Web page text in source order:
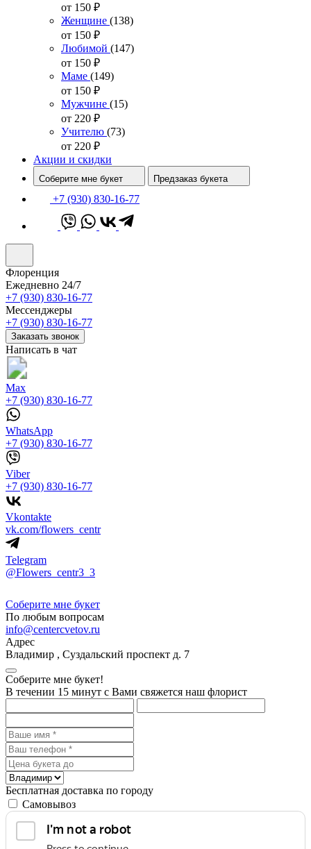
от 150 ₽
Женщине (138)
от 150 ₽
Любимой (147)
от 150 ₽
Маме (149)
от 150 ₽
Мужчине (15)
от 220 ₽
Учителю (73)
от 220 ₽
Акции и скидки
Соберите мне букет Предзаказ букета
+7 (930) 830-16-77
Флоренция
Ежедневно 24/7
+7 (930) 830-16-77
Мессенджеры
+7 (930) 830-16-77
Заказать звонок
Написать в чат
Max
+7 (930) 830-16-77
WhatsApp
+7 (930) 830-16-77
Viber
+7 (930) 830-16-77
Vkontakte
vk.com/flowers_centr
Telegram
@Flowers_centr3_3
Соберите мне букет
По любым вопросам
info@centercvetov.ru
Адрес
Владимир , Суздальский проспект д. 7
Соберите мне букет!
В течении 15 минут с Вами свяжется наш флорист
Бесплатная доставка по городу
Самовывоз